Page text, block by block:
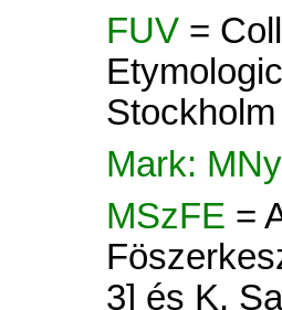
FUV =
Mark:
MSzFE =
3] és K.